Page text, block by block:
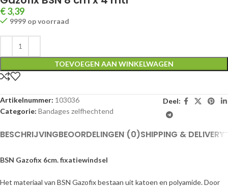
€3,39
9999 op voorraad
TOEVOEGEN AAN WINKELWAGEN
Artikelnummer: 103036
Categorie: Bandages zelfhechtend
Deel:
BESCHRIJVINGBEOORDELINGEN (0)SHIPPING & DELIVERY
BSN Gazofix 6cm. fixatiewindsel
Het materiaal van BSN Gazofix bestaan uit katoen en polyamide. Door